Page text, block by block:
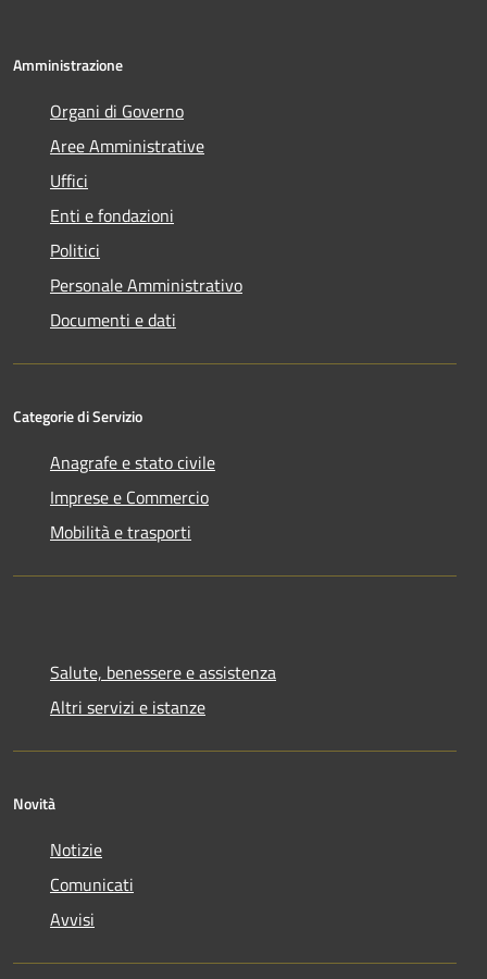
Amministrazione
Organi di Governo
Aree Amministrative
Uffici
Enti e fondazioni
Politici
Personale Amministrativo
Documenti e dati
Categorie di Servizio
Anagrafe e stato civile
Imprese e Commercio
Mobilità e trasporti
Salute, benessere e assistenza
Altri servizi e istanze
Novità
Notizie
Comunicati
Avvisi